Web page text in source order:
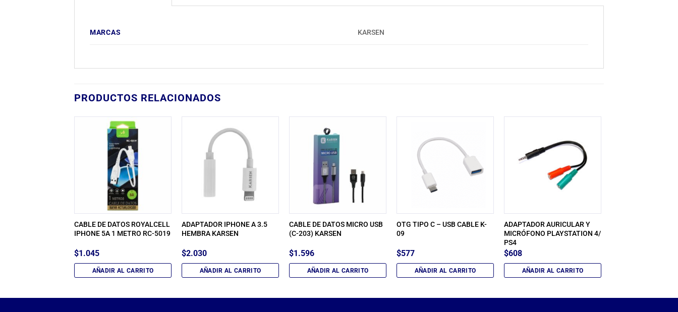
MARCAS KARSEN
PRODUCTOS RELACIONADOS
CABLE DE DATOS ROYALCELL
IPHONE 5A 1 METRO RC-5019
$1.045
AÑADIR AL CARRITO
ADAPTADOR IPHONE A 3.5
HEMBRA KARSEN
$2.030
AÑADIR AL CARRITO
CABLE DE DATOS MICRO USB
(C-203) KARSEN
$1.596
AÑADIR AL CARRITO
OTG TIPO C – USB CABLE K-
09
$577
AÑADIR AL CARRITO
ADAPTADOR AURICULAR Y
MICRÓFONO PLAYSTATION 4/
PS4
$608
AÑADIR AL CARRITO